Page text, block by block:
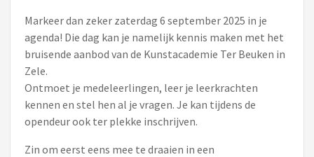
Markeer dan zeker zaterdag 6 september 2025 in je
agenda! Die dag kan je namelijk kennis maken met het
bruisende aanbod van de Kunstacademie Ter Beuken in
Zele.
Ontmoet je medeleerlingen, leer je leerkrachten
kennen en stel hen al je vragen. Je kan tijdens de
opendeur ook ter plekke inschrijven.
Zin om eerst eens mee te draaien in een